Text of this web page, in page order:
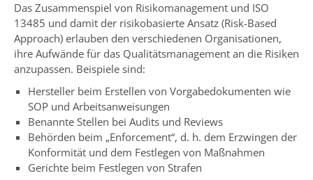
Das Zusammenspiel von Risikomanagement und ISO
13485 und damit der risikobasierte Ansatz (Risk-Based
Approach) erlauben den verschiedenen Organisationen,
ihre Aufwände für das Qualitätsmanagement an die Risiken
anzupassen. Beispiele sind:
Hersteller beim Erstellen von Vorgabedokumenten wie
SOP und Arbeitsanweisungen
Benannte Stellen bei Audits und Reviews
Behörden beim „Enforcement“, d. h. dem Erzwingen der
Konformität und dem Festlegen von Maßnahmen
Gerichte beim Festlegen von Strafen